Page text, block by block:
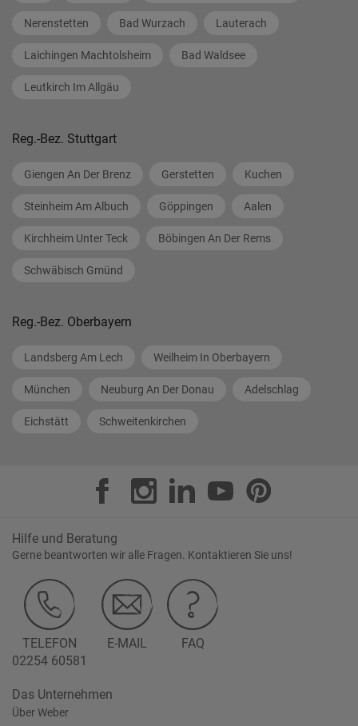
Nerenstetten Bad Wurzach Lauterach
Laichingen Machtolsheim Bad Waldsee
Leutkirch Im Allgäu
Reg.-Bez. Stuttgart
Giengen An Der Brenz Gerstetten Kuchen
Steinheim Am Albuch Göppingen Aalen
Kirchheim Unter Teck Böbingen An Der Rems
Schwäbisch Gmünd
Reg.-Bez. Oberbayern
Landsberg Am Lech Weilheim In Oberbayern
München Neuburg An Der Donau Adelschlag
Eichstätt Schweitenkirchen
Hilfe und Beratung
Gerne beantworten wir alle Fragen. Kontaktieren Sie uns!
TELEFON
02254 60581
E-MAIL FAQ
Das Unternehmen
Über Weber